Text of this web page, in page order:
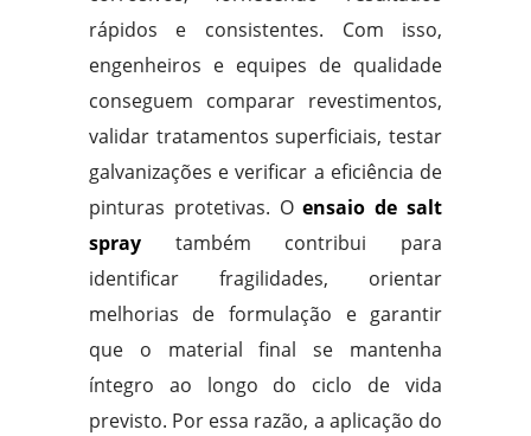
rápidos e consistentes. Com isso,
engenheiros e equipes de qualidade
conseguem comparar revestimentos,
validar tratamentos superficiais, testar
galvanizações e verificar a eficiência de
pinturas protetivas. Oensaio de salt
spraytambém contribui para
identificar fragilidades, orientar
melhorias de formulação e garantir
que o material final se mantenha
íntegro ao longo do ciclo de vida
previsto. Por essa razão, a aplicação do